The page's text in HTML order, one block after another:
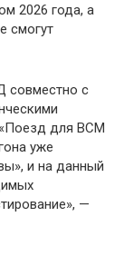
2026 года, а
смогут
совместно с
«Поезд для ВСМ
уже
и на данный
—